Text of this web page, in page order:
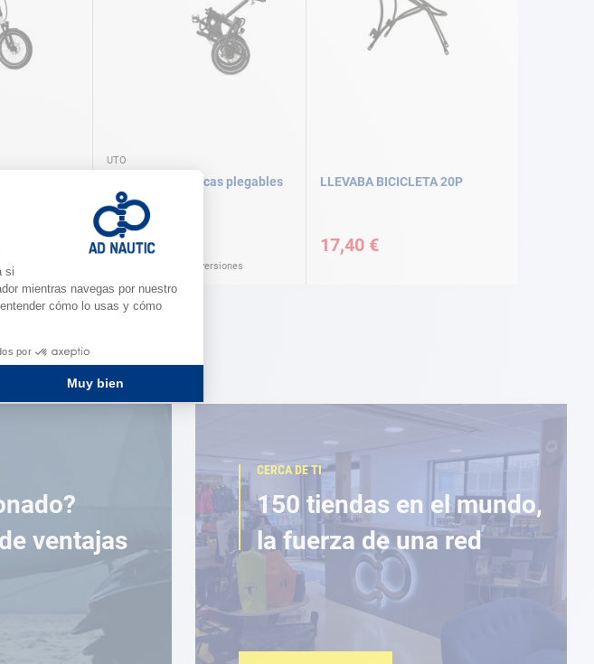
plegables
UTO
Bicicletas eléctricas plegables
UTO
A partir de
1.799,00 €
Disponible en varias versiones
LLEVABA BICICLETA 20P
17,40 €
ventajas
CERCA DE TI
150 tiendas en el mundo,
la fuerza de una red